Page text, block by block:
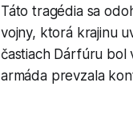
Táto tragédia sa
vojny, ktorá krajinu
častiach Dárfúru bol
armáda prevzala